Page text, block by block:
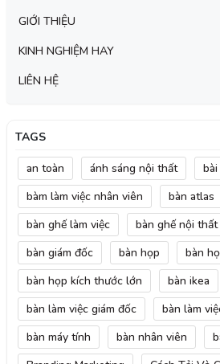
GIỚI THIỆU
KINH NGHIỆM HAY
LIÊN HỆ
TAGS
an toàn ánh sáng nội thất
bàm làm việc nhân viên
bàn atlas
bàn ghế làm việc
bàn ghế nội
bàn giám đốc
bàn họp
bàn
bàn họp kích thước lớn
bàn ikea
bàn làm việc giám đốc
bàn làm
bàn máy tính
bàn nhân viên